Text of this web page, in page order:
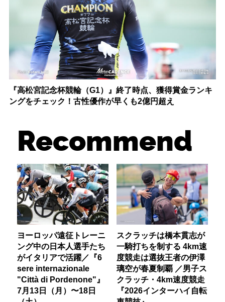
『高松宮記念杯競輪（G1）』終了時点、獲得賞金ランキ
ングをチェック！古性優作が早くも2億円超え
Recommend
ヨーロッパ遠征トレーニ
ング中の日本人選手たち
がイタリアで活躍／『6
sere internazionale
"Città di Pordenone"』
7月13日（月）〜18日
スクラッチは橋本貫志が
一騎打ちを制する 4km速
度競走は選抜王者の伊澤
璃空が春夏制覇 ／男子ス
クラッチ・4km速度競走
『2026インターハイ自転